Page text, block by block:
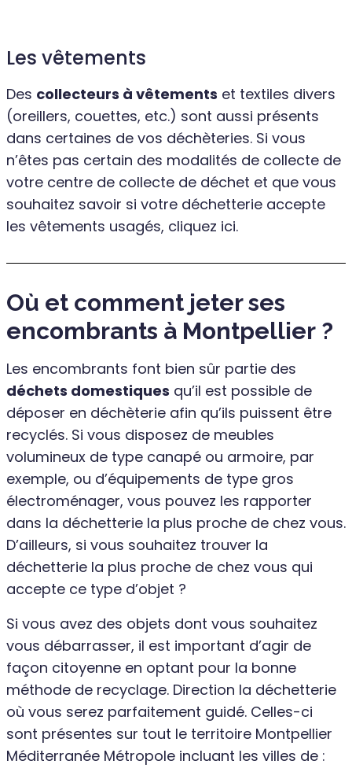
Les vêtements
Des collecteurs à vêtements et textiles divers
(oreillers, couettes, etc.) sont aussi présents
dans certaines de vos déchèteries. Si vous
n’êtes pas certain des modalités de collecte de
votre centre de collecte de déchet et que vous
souhaitez savoir si votre déchetterie accepte
les vêtements usagés, cliquez ici.
Où et comment jeter ses
encombrants à Montpellier ?
Les encombrants font bien sûr partie des
déchets domestiques qu’il est possible de
déposer en déchèterie afin qu’ils puissent être
recyclés. Si vous disposez de meubles
volumineux de type canapé ou armoire, par
exemple, ou d’équipements de type gros
électroménager, vous pouvez les rapporter
dans la déchetterie la plus proche de chez vous.
D’ailleurs, si vous souhaitez trouver la
déchetterie la plus proche de chez vous qui
accepte ce type d’objet ?
Si vous avez des objets dont vous souhaitez
vous débarrasser, il est important d’agir de
façon citoyenne en optant pour la bonne
méthode de recyclage. Direction la déchetterie
où vous serez parfaitement guidé. Celles-ci
sont présentes sur tout le territoire Montpellier
Méditerranée Métropole incluant les villes de :